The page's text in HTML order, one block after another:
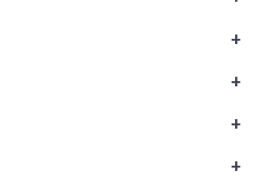
+
+
+
+